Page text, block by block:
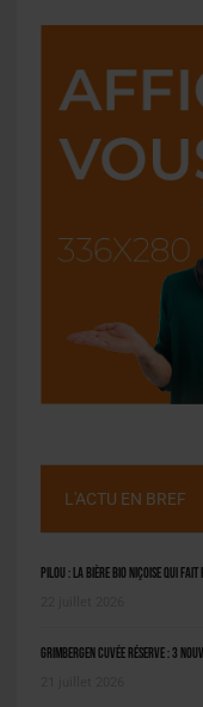
L'ACTU EN BREF
Pilou : la bière bio niçoise qui
Grimbergen Cuvée Réserve : 3